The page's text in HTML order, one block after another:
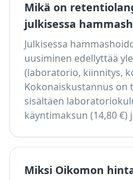
Mikä on
julkisessa
Julkisessa
uusiminen edellyttää
(laboratorio, kiinnitys,
Kokonaiskustannus on
sisältäen
käyntimaksun (14,80
Miksi Oikomon